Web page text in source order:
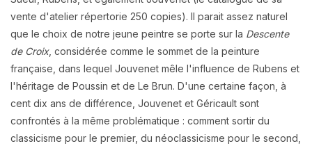
vente d'atelier répertorie 250 copies). Il parait assez naturel
que le choix de notre jeune peintre se porte sur la Descente
de Croix, considérée comme le sommet de la peinture
française, dans lequel Jouvenet mêle l'influence de Rubens et
l'héritage de Poussin et de Le Brun. D'une certaine façon, à
cent dix ans de différence, Jouvenet et Géricault sont
confrontés à la même problématique : comment sortir du
classicisme pour le premier, du néoclassicisme pour le second,